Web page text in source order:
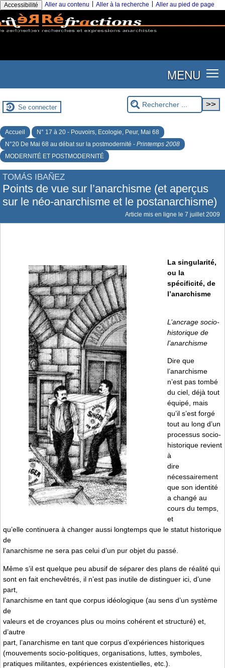
Accessibilité Aller au contenu Aller à la recherche Aller au pied de page
MENU
Se connecter
Accueil
N° 17 à 20 - Pouvoirs, Ecologie, Peur, Mai 68
N°20 De Mai 68 au débat sur la postmodernité - Printemps 2008
MODERNITÉ ET POSTMODERNITÉ
TOMÁS IBAÑEZ
Points de vue sur l’anarchisme (et aperçus
sur le néo-anarchisme et le postanarchisme)
Article mis en ligne le 7 juillet 2009
La singularité,
ou la
spécificité, de
l’anarchisme
L’ancrage socio-
historique de
l’anarchisme
Dire que
l’anarchisme
n’est pas tombé
du ciel, déjà tout
équipé, mais
qu’il s’est forgé
tout au long d’un
processus socio-
historique revient
à
dire
nécessairement
que son identité
a changé au
cours du temps,
et
qu’elle continuera à changer aussi longtemps que le statut historique
de
l’anarchisme ne sera pas celui d’un pur objet du passé.
Même s’il est quelque peu abusif de séparer des plans de réalité qui
sont en fait enchevêtrés, il n’est pas inutile de distinguer ici, d’une
part,
l’anarchisme en tant que corpus idéologique (au sens d’un système
de
valeurs et de croyances plus ou moins cohérent et structuré) et,
d’autre
part, l’anarchisme en tant que corpus d’expériences historiques
(mouvements socio-politiques, organisations, luttes, symboles,
pratiques militantes, expériences existentielles, etc.).